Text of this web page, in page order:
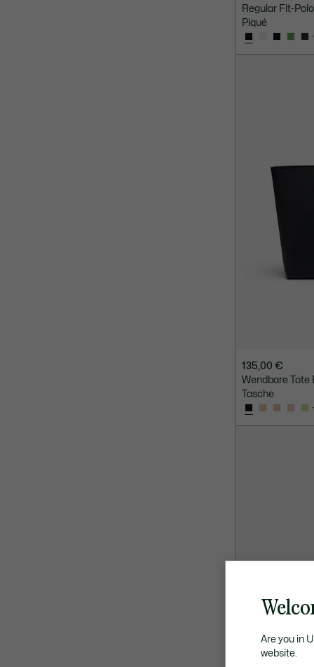
Regular Fit-
Piqué
135,00 €
Wendbare Tote
Tasche
Are you in
website.